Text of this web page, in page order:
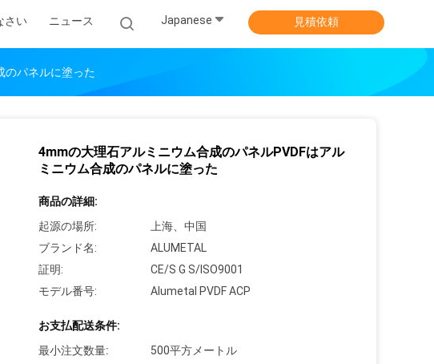
さい ニュース Japanese 見積依頼
のパネルに塗った
4mmの大理石アルミニウム合成のパネルPVDFはアル
ミニウム合成のパネルに塗った
商品の詳細:
起源の場所:
上海、中国
ブランド名:
ALUMETAL
証明:
CE/S G S/ISO9001
モデル番号:
Alumetal PVDF ACP
お支払配送条件:
最小注文数量:
500平方メートル